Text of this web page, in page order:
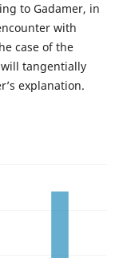
to Gadamer, in
with
case of the
will tangentially
explanation.